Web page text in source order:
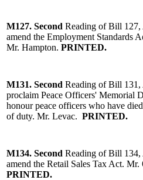
M127. Second Reading ofBill 127,
amend the Employment Standards
Mr. Hampton. PRINTED.
M131. Second Reading of Bill 131,
proclaim Peace Officers' Memorial
honour peace officers who have
of duty. Mr. Levac. PRINTED.
M134. Second Reading of Bill
amend the Retail Sales Tax Act. Mr.
PRINTED.